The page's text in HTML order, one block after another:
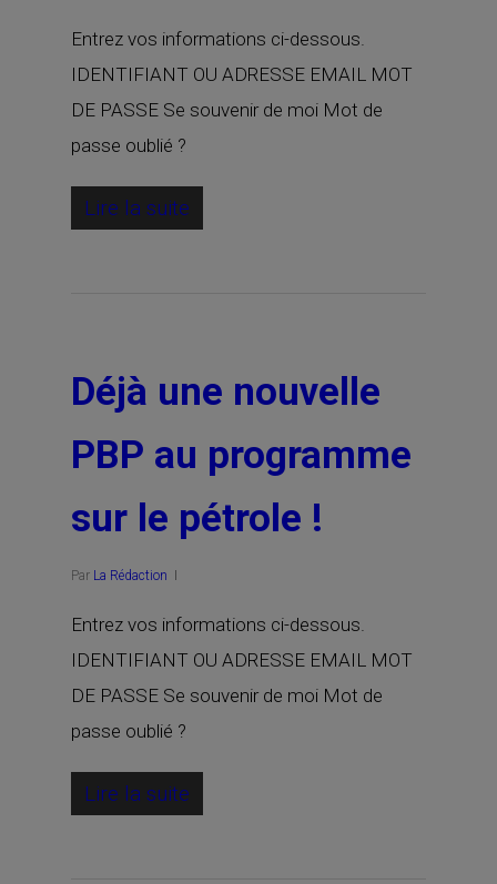
Entrez vos informations ci-dessous.
IDENTIFIANT OU ADRESSE EMAIL MOT
DE PASSE Se souvenir de moi Mot de
passe oublié ?
Lire la suite
Déjà une nouvelle
PBP au programme
sur le pétrole !
Par La Rédaction
Entrez vos informations ci-dessous.
IDENTIFIANT OU ADRESSE EMAIL MOT
DE PASSE Se souvenir de moi Mot de
passe oublié ?
Lire la suite